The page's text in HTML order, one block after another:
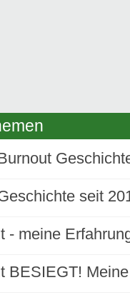
seit
- meine
BESIEGT!